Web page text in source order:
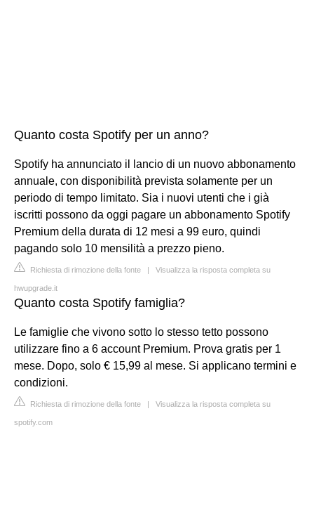
Quanto costa Spotify per un anno?
Spotify ha annunciato il lancio di un nuovo abbonamento
annuale, con disponibilità prevista solamente per un
periodo di tempo limitato. Sia i nuovi utenti che i già
iscritti possono da oggi pagare un abbonamento Spotify
Premium della durata di 12 mesi a 99 euro, quindi
pagando solo 10 mensilità a prezzo pieno.
Richiesta di rimozione della fonte | Visualizza la risposta completa su
hwupgrade.it
Quanto costa Spotify famiglia?
Le famiglie che vivono sotto lo stesso tetto possono
utilizzare fino a 6 account Premium. Prova gratis per 1
mese. Dopo, solo € 15,99 al mese. Si applicano termini e
condizioni.
Richiesta di rimozione della fonte | Visualizza la risposta completa su
spotify.com